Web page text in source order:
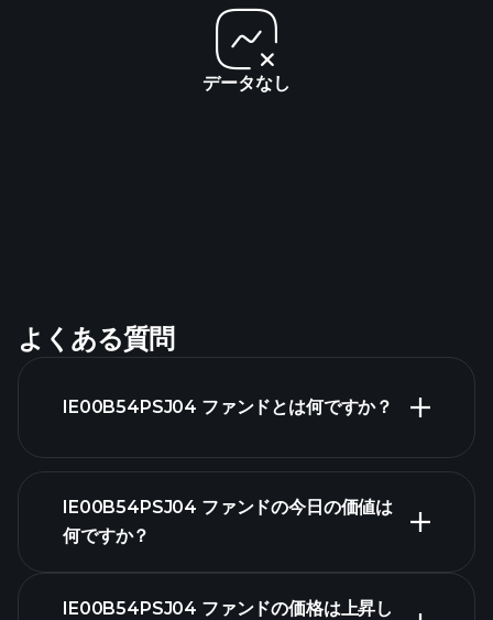
データなし
よくある質問
IE00B54PSJ04 ファンドとは何ですか？
IE00B54PSJ04 ファンドの今日の価値は
何ですか？
IE00B54PSJ04 ファンドの価格は上昇し